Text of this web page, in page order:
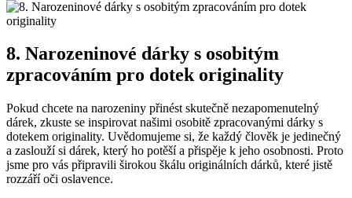
8. Narozeninové dárky s osobitým
zpracováním pro dotek originality
Pokud ⁤chcete na narozeniny přinést skutečně nezapomenutelný
dárek, zkuste⁣ se inspirovat⁢ našimi osobitě zpracovanými dárky‍ s
dotekem originality. Uvědomujeme si, že každý člověk je jedinečný
a‍ zaslouží si dárek, který ho potěší a přispěje k ⁣jeho osobnosti. Proto
⁤jsme‍ pro vás připravili širokou škálu originálních dárků, které‌ jistě
rozzáří oči oslavence.